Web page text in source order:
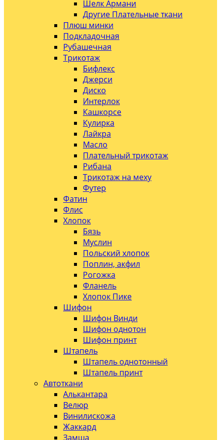
Шелк Армани
Другие Плательные ткани
Плюш минки
Подкладочная
Рубашечная
Трикотаж
Бифлекс
Джерси
Диско
Интерлок
Кашкорсе
Кулирка
Лайкра
Масло
Плательный трикотаж
Рибана
Трикотаж на меху
Футер
Фатин
Флис
Хлопок
Бязь
Муслин
Польский хлопок
Поплин, акфил
Рогожка
Фланель
Хлопок Пике
Шифон
Шифон Винди
Шифон однотон
Шифон принт
Штапель
Штапель однотонный
Штапель принт
Автоткани
Алькантара
Велюр
Винилискожа
Жаккард
Замша